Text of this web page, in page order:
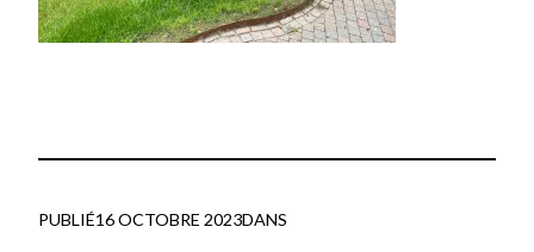
PUBLIÉ16 OCTOBRE 2023DANS